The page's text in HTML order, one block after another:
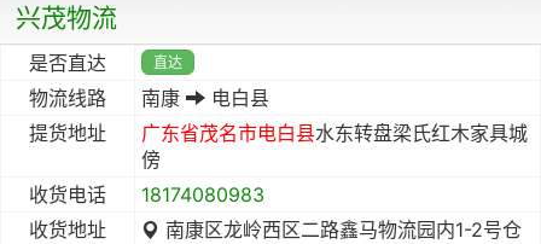
兴茂物流
是否直达 直达
物流线路 南康
电白县
提货地址
广东省茂名市电白县水东转盘梁氏红木家具城
傍
收货电话
18174080983
收货地址
南康区龙岭西区二路鑫马物流园内1-2号仓